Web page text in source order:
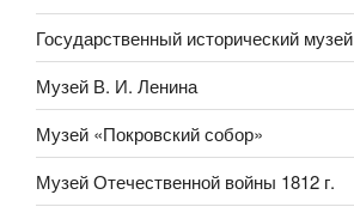
Государственный исторический музей
Музей В. И. Ленина
Музей «Покровский собор»
Музей Отечественной войны 1812 г.